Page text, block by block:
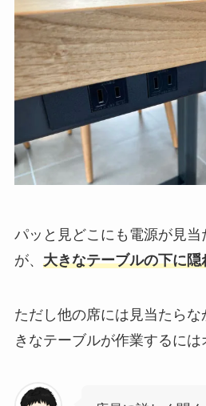
パッと見どこにも電源が見
が、 大きなテーブルの下に隠
ただし他の席には見当たら
きなテーブルが作業するには